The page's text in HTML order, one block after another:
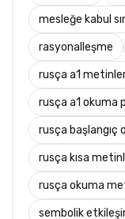
mesleğe kabul
rasyonalleşme
rusça a1
rusça a1 okuma
rusça başlangıç
rusça kısa
rusça okuma
sembolik